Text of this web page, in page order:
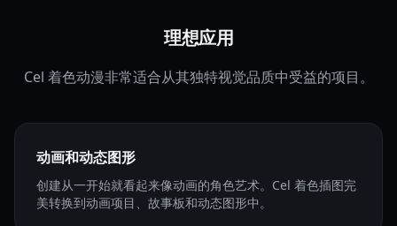
理想应用
Cel 着色动漫非常适合从其独特视觉品质中受益的项目。
动画和动态图形
创建从一开始就看起来像动画的角色艺术。Cel 着色插图完
美转换到动画项目、故事板和动态图形中。